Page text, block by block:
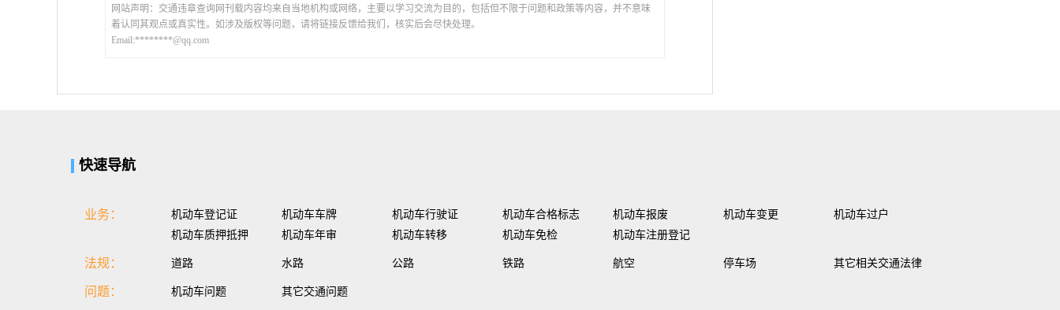
网站声明：交通违章查询网刊载内容均来自当地机构或网络，主要以学习交流为目的，包括但不限于问题和政策等内容，并不意味
着认同其观点或真实性。如涉及版权等问题，请将链接反馈给我们，核实后会尽快处理。
Email:********@qq.com
快速导航
业务： 机动车登记证 机动车车牌 机动车行驶证 机动车合格标志 机动车报废 机动车变更
机动车过户
机动车质押抵押
机动车年审 机动车转移 机动车免检 机动车注册登记
法规： 道路 水路 公路 铁路 航空 停车场 其它相关交通法律
问题： 机动车问题 其它交通问题